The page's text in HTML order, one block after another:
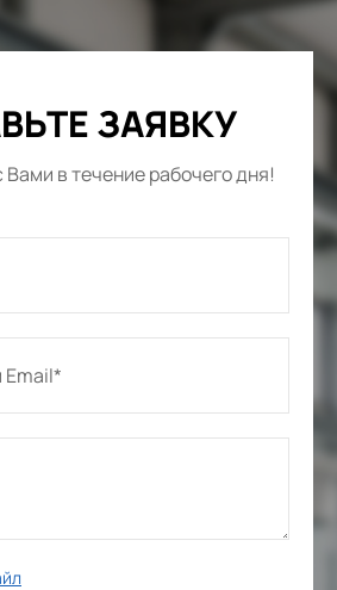
ЗАЯВКУ
в течение рабочего дня!